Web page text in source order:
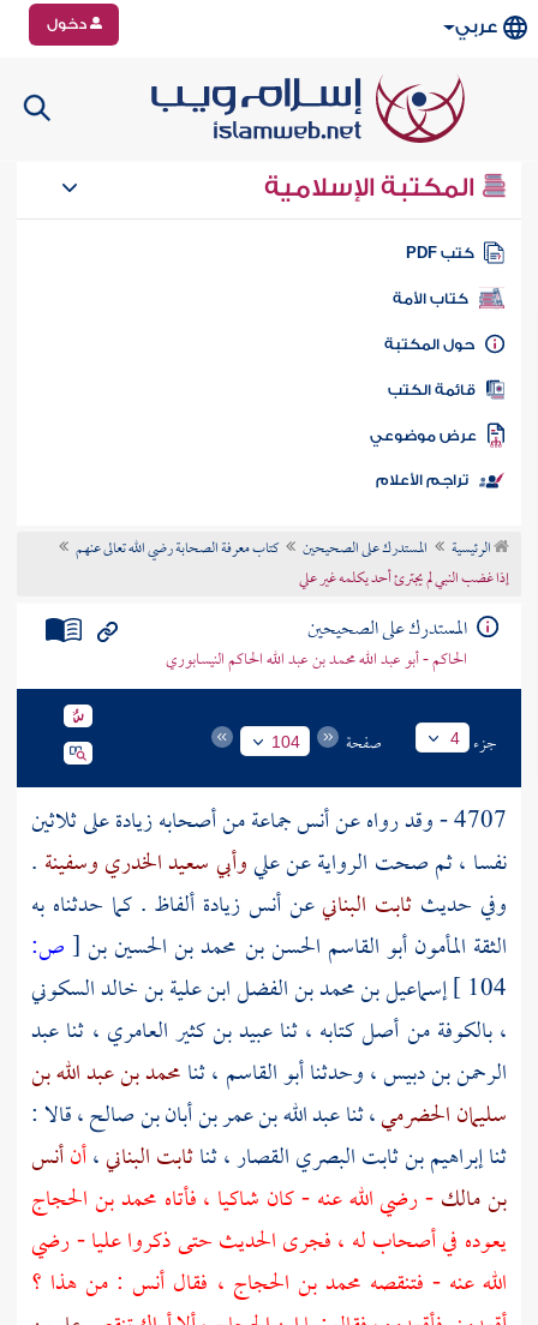
عربي دخول
المكتبة الإسلامية
كتب PDF
كتاب الأمة
المكتبة
الكتب
موضوعي
تراجم الأعلام
الرئيسية المستدرك على الصحيحين
كتاب معرفة الصحابة رضي الله تعالى عنهم
إذا غضب النبي لم يجترئ أحد يكلمه غير علي
المستدرك على الصحيحين
الحاكم - أبو عبد الله محمد بن عبد الله الحاكم النيسابوري
جزء 4 صفحة 104
4707 - وقد رواه عن أنسجماعة من أصحابه زيادة على ثلاثين
نفسا ، ثم صحت الرواية عنعليوأبي سعيد الخدريوسفينة .
وفي حديث ثابت البنانيعنأنسزيادة ألفاظ . كما حدثناه به
الثقة المأمونأبو القاسم الحسن بن محمد بن الحسين بن[ص:
104 ] إسماعيل بن محمد بن الفضل ابن علية بن خالد السكوني
،بالكوفةمن أصل كتابه ، ثناعبيد بن كثير العامري ، ثناعبد
الرحمن بن دبيس، وحدثناأبو القاسم ، ثنامحمد بن عبد الله بن
سليمان الحضرمي، ثناعبد الله بن عمر بن أبان بن صالح، قالا :
ثناإبراهيم بن ثابت البصري القصار، ثناثابت البناني،أنأنس
بن مالك- رضي الله عنه - كان شاكيا ، فأتاه محمد بن الحجاج
يعوده في أصحاب له ، فجرى الحديث حتى ذكرواعليا- رضي
الله عنه - فتنقصه محمد بن الحجاج ، فقال أنس : من هذا ؟